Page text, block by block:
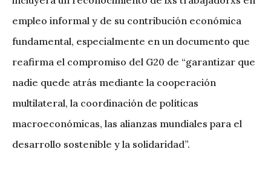
empleo informal y de su contribución económica
fundamental, especialmente en un documento que
reafirma el compromiso del G20 de “garantizar que
nadie quede atrás mediante la cooperación
multilateral, la coordinación de políticas
macroeconómicas, las alianzas mundiales para el
desarrollo sostenible y la solidaridad”.